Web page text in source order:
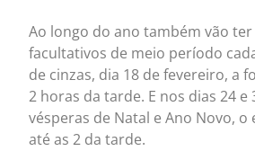
Ao longo do ano também vão
facultativos de meio período
de cinzas, dia 18 de fevereiro, a
2 horas da tarde. E nos dias 24 e
vésperas de Natal e Ano Novo, o
até as 2 da tarde.